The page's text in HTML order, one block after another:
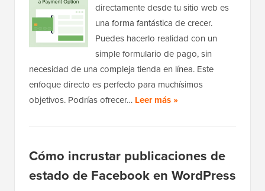
directamente desde tu sitio web es
una forma fantástica de crecer.
Puedes hacerlo realidad con un
simple formulario de pago, sin
necesidad de una compleja tienda en línea. Este
enfoque directo es perfecto para muchísimos
objetivos. Podrías ofrecer… Leer más »
Cómo incrustar publicaciones de
estado de Facebook en WordPress